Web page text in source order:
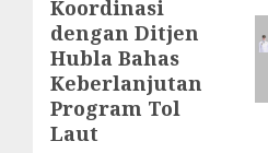
post:
Koordinasi
dengan Ditjen
Hubla Bahas
Keberlanjutan
Program Tol
Laut